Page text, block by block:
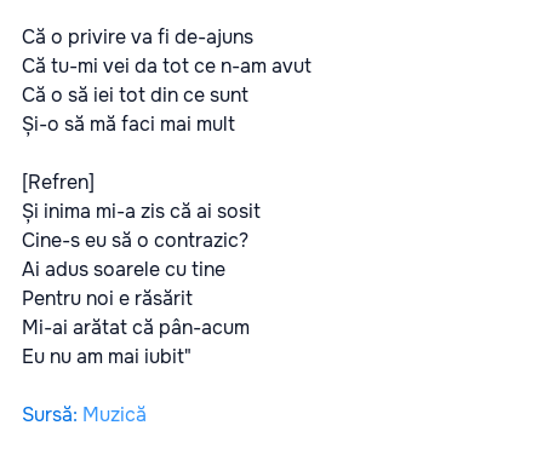
Că o privire va fi de-ajuns
Că tu-mi vei da tot ce n-am avut
Că o să iei tot din ce sunt
Și-o să mă faci mai mult
[Refren]
Și inima mi-a zis că ai sosit
Cine-s eu să o contrazic?
Ai adus soarele cu tine
Pentru noi e răsărit
Mi-ai arătat că pân-acum
Eu nu am mai iubit"
Sursă: Muzică